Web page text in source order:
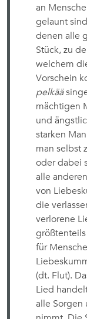
an
gelaunt
denen alle
Stück, zu
welchem
Vorschein
pelkää
mächtigen
und
starken
man selbst
oder dabei
alle
von
die
verlorene
für
(dt. Flut).
Lied
alle Sorgen